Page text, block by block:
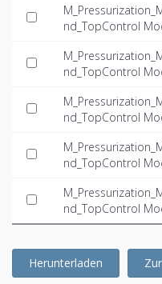
nd_TopControl
nd_TopControl
nd_TopControl
nd_TopControl
nd_TopControl
0.0-23.5-Twin_INT-
Herunterladen